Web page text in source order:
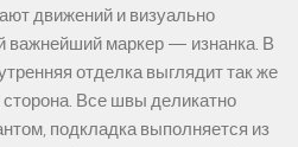
движений и визуально
важнейший маркер — изнанка. В
отделка выглядит так же
Все швы деликатно
подкладка выполняется из